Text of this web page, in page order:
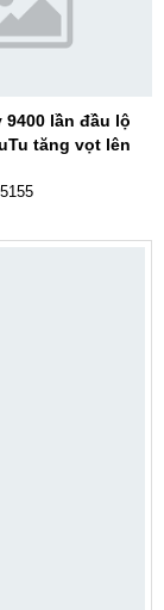
9400 lần đầu lộ
tăng vọt lên
5155